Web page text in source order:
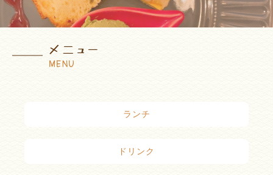
メニュー
MENU
ランチ
ドリンク